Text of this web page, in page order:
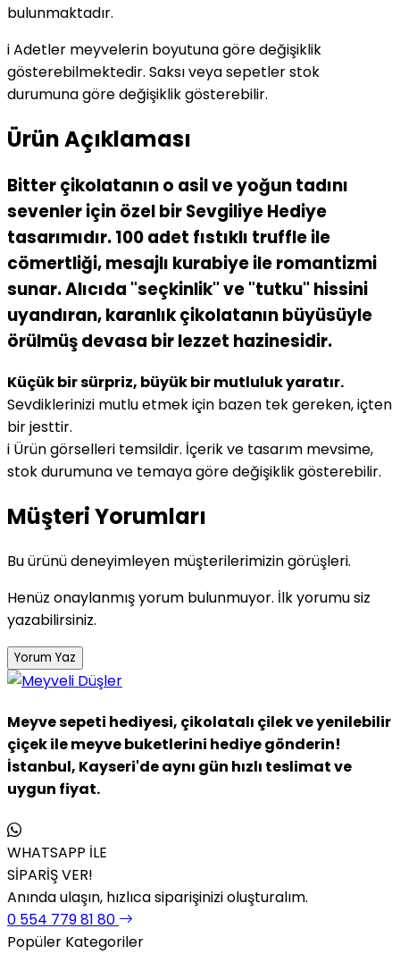
bulunmaktadır.
iAdetler meyvelerin boyutuna göre değişiklik
gösterebilmektedir. Saksı veya sepetler stok
durumuna göre değişiklik gösterebilir.
Ürün Açıklaması
Bitter çikolatanın o asil ve yoğun tadını
sevenler için özel bir Sevgiliye Hediye
tasarımıdır. 100 adet fıstıklı truffle ile
cömertliği, mesajlı kurabiye ile romantizmi
sunar. Alıcıda "seçkinlik" ve "tutku" hissini
uyandıran, karanlık çikolatanın büyüsüyle
örülmüş devasa bir lezzet hazinesidir.
Küçük bir sürpriz, büyük bir mutluluk yaratır.
Sevdiklerinizi mutlu etmek için bazen tek gereken, içten
bir jesttir.
i Ürün görselleri temsildir. İçerik ve tasarım mevsime,
stok durumuna ve temaya göre değişiklik gösterebilir.
Müşteri Yorumları
Bu ürünü deneyimleyen müşterilerimizin görüşleri.
Henüz onaylanmış yorum bulunmuyor. İlk yorumu siz
yazabilirsiniz.
Yorum Yaz
Meyve sepeti hediyesi, çikolatalı çilek ve yenilebilir
çiçek ile meyve buketlerini hediye gönderin!
İstanbul, Kayseri'de aynı gün hızlı teslimat ve
uygun fiyat.
WHATSAPP İLE
SİPARİŞ VER!
Anında ulaşın, hızlıca siparişinizi oluşturalım.
0 554 779 81 80
Popüler Kategoriler